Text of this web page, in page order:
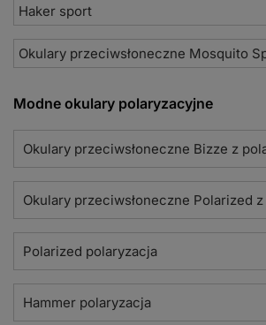
Haker sport
Okulary przeciwsłoneczne Mosquito
Modne okulary polaryzacyjne
Okulary przeciwsłoneczne Bizze z
Okulary przeciwsłoneczne Polarized
Polarized polaryzacja
Hammer polaryzacja